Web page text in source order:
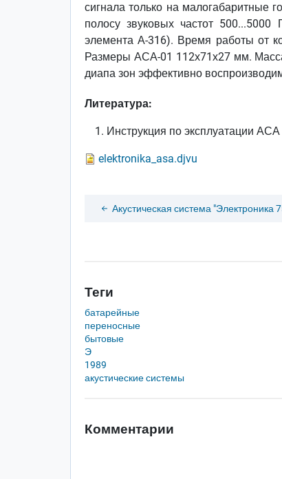
сигнала только на малогабаритные
полосу звуковых частот
элемента А-316). Время работы от
Размеры АСА-01 112х71х27 мм.
диапа зон эффективно
Литература:
Инструкция по эксплуатации АСА
elektronika_asa.djvu
Акустическая система "Электроника
Теги
батарейные
переносные
бытовые
Э
1989
акустические системы
Комментарии